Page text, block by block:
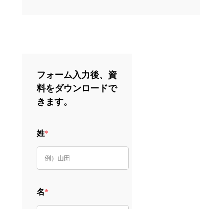
フォーム入力後、資
料をダウンロードで
きます。
姓*
名*